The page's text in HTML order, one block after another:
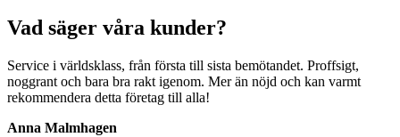
Vad säger våra kunder?
Service i världsklass, från första till sista bemötandet. Proffsigt,
noggrant och bara bra rakt igenom. Mer än nöjd och kan varmt
rekommendera detta företag till alla!
Anna Malmhagen